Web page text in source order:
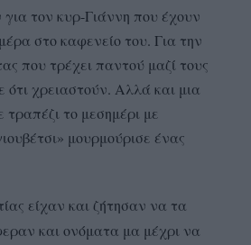
τον κυρ-Γιάννη που έχουν
στο καφενείο του. Για την
που τρέχει παντού μαζί τους
ότι χρειαστούν. Αλλά και μια
το μεσημέρι με
μουρμούρισε ένας
είχαν και ζήτησαν να τα
και ονόματα μα μέχρι να